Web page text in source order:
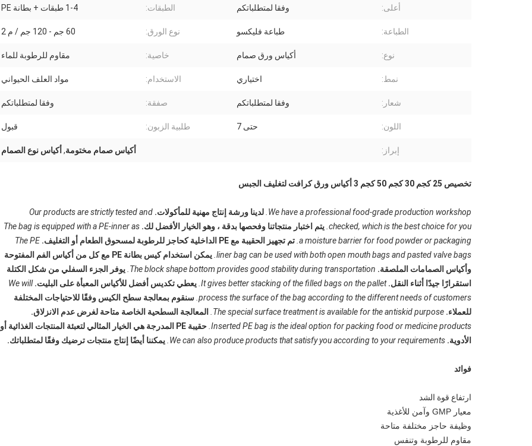
أعلى: وفقا لمتطلباتكم الطبقات: 1-4 طبقات + بطانة PE
الطباعة: طباعة فليكسو نوع الورق: 60 جم ​​- 120 جم / م 2
نوع: أكياس ورق صمام خاصية: مقاوم للرطوبة للماء
نمط: اختياري الاستخدام: مواد العلف الحيواني
شعار: وفقا لمتطلباتكم صفقة: وفقا لمتطلباتكم
اللون: حتى 7 طلبية الزبون: قبول
إبراز: أكياس صمام مختومة, أكياس نوع الصمام
تخصيص 25 كجم 30 كجم 50 كجم 3 أكياس ورق كرافت لتغليف الجبس
We have a professional food-grade production workshop. لدينا ورشة إنتاج مهنية للمأكولات. Our products are strictly tested and
checked, which is the best choice for you. يتم اختبار منتجاتنا وفحصها بدقة ، وهو الخيار الأفضل لك. The bag is equipped with a PE-inner as
a moisture barrier for food powder or packaging. تم تجهيز الحقيبة مع PE الداخلية كحاجز للرطوبة لمسحوق الطعام أو التغليف.
The PE
liner bag can be used with both open mouth bags and pasted valve bags.
يمكن استخدام كيس بطانة PE مع كل من أكياس الفم المفتوحة
وأكياس الصمامات الملصقة. The block shape bottom provides good stability during transportation. يوفر الجزء السفلي من شكل الكتلة
استقرارًا جيدًا أثناء النقل. It gives better stacking of the filled bags on the pallet. يعطي تكديس أفضل للأكياس المعبأة على البليت. We will
process the surface of the bag according to the different needs of customers. سنقوم بمعالجة سطح الكيس وفقًا للاحتياجات المختلفة
للعملاء. The special surface treatment is available for the antiskid purpose.
المعالجة السطحية الخاصة متاحة لغرض عدم الانزلاق.
Inserted PE bag is the ideal option for packing food or medicine products.
حقيبة PE المدرجة هي الخيار المثالي لتعبئة المنتجات الغذائية أو
الأدوية. We can also produce products that satisfy you according to your requirements. يمكننا أيضًا إنتاج منتجات ترضيك وفقًا لمتطلباتك.
فوائد
ارتفاع قوة الشد
معيار GMP وآمن للأغذية
وظيفة حاجز مختلفة متاحة
مقاوم للرطوبة وتنفس